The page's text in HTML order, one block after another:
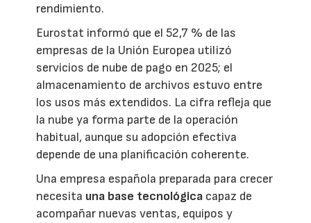
rendimiento.
Eurostat informó que el 52,7 % de las
empresas de la Unión Europea utilizó
servicios de nube de pago en 2025; el
almacenamiento de archivos estuvo entre
los usos más extendidos. La cifra refleja que
la nube ya forma parte de la operación
habitual, aunque su adopción efectiva
depende de una planificación coherente.
Una empresa española preparada para crecer
necesita una base tecnológica capaz de
acompañar nuevas ventas, equipos y